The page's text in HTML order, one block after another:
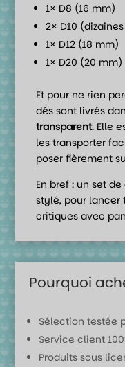
1× D8 (16 mm)
2× D10
1× D12 (18 mm)
1× D20 (20 mm)
Et pour ne rien
dés sont livrés
transparent. Elle
les transporter
poser fièrement
En bref : un set
stylé, pour lancer
critiques avec
Pourquoi
Sélection testée
Service client
Produits sous